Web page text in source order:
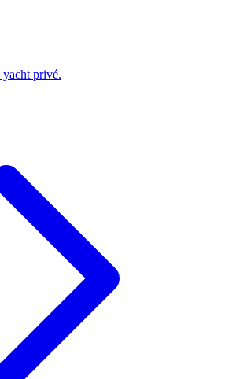
privé.